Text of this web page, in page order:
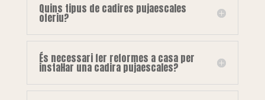
Quins tipus de cadires pujaescales
oferiu?
És necessari fer reformes a casa per
instal·lar una cadira pujaescales?